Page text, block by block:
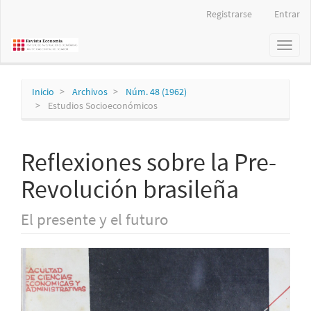
principal
Registrarse Entrar
Toggle
Inicio Archivos
Núm. 48 (1962)
Estudios Socioeconómicos
Reflexiones sobre la Pre-
Revolución brasileña
El presente y el futuro
Barra
lateral
del